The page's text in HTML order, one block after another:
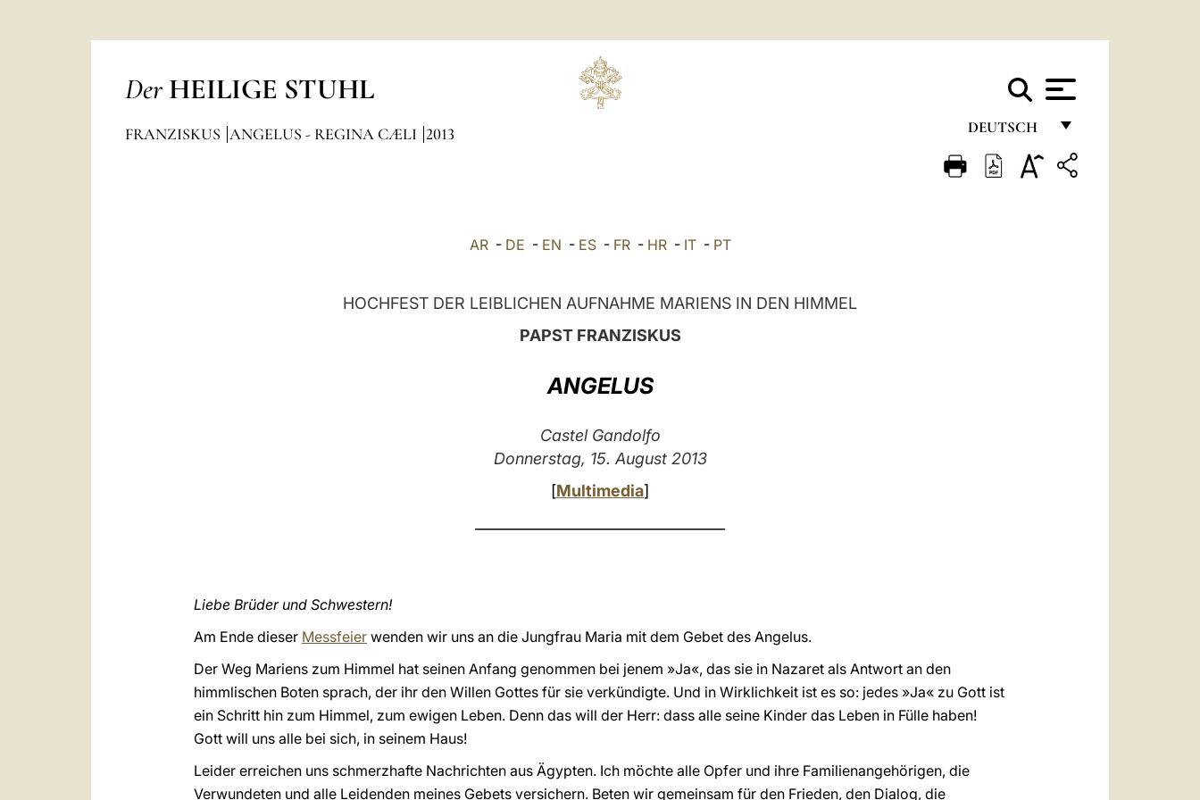
Der HEILIGE STUHL
DEUTSCH
FRANÇAIS
FRANZISKUS ANGELUS - REGINA CÆLI 2013
AR- DE - EN - ES- FR- HR- IT- PT
HOCHFEST DER LEIBLICHEN AUFNAHME MARIENS IN DEN HIMMEL
PAPST FRANZISKUS
ANGELUS
Castel Gandolfo
Donnerstag, 15. August 2013
[Multimedia]
Liebe Brüder und Schwestern!
Am Ende dieser Messfeier wenden wir uns an die Jungfrau Maria mit dem Gebet des Angelus.
Der Weg Mariens zum Himmel hat seinen Anfang genommen bei jenem »Ja«, das sie in Nazaret als Antwort an den
himmlischen Boten sprach, der ihr den Willen Gottes für sie verkündigte. Und in Wirklichkeit ist es so: jedes »Ja« zu Gott ist
ein Schritt hin zum Himmel, zum ewigen Leben. Denn das will der Herr: dass alle seine Kinder das Leben in Fülle haben!
Gott will uns alle bei sich, in seinem Haus!
Leider erreichen uns schmerzhafte Nachrichten aus Ägypten. Ich möchte alle Opfer und ihre Familienangehörigen, die
Verwundeten und alle Leidenden meines Gebets versichern. Beten wir gemeinsam für den Frieden, den Dialog, die